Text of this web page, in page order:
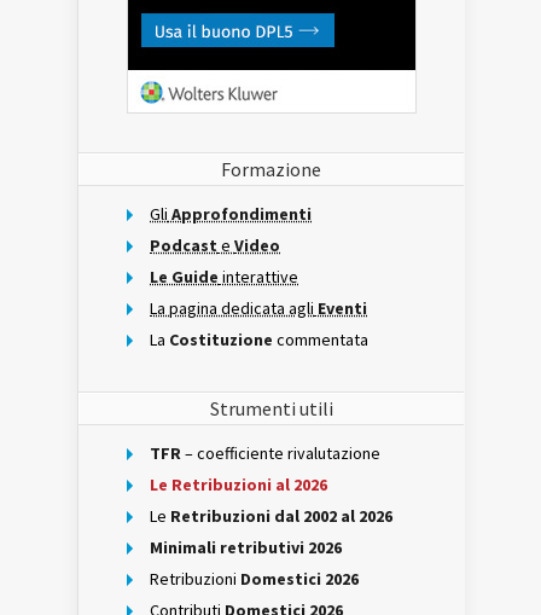
Formazione
Gli Approfondimenti
Podcast e Video
Le Guide interattive
La pagina dedicata agli Eventi
La Costituzione commentata
Strumenti utili
TFR– coefficiente rivalutazione
Le Retribuzioni al 2026
Le Retribuzioni dal 2002 al 2026
Minimali retributivi 2026
Retribuzioni Domestici 2026
Contributi Domestici 2026